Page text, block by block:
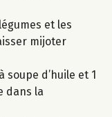
et les
mijoter
soupe d’huile et 1
dans la